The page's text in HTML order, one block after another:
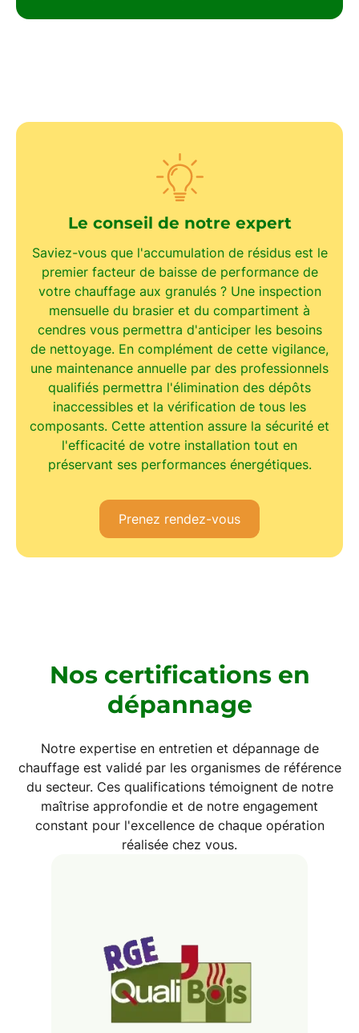
Le conseil de notre expert
Saviez-vous que l'accumulation de résidus est le
premier facteur de baisse de performance de
votre chauffage aux granulés ? Une inspection
mensuelle du brasier et du compartiment à
cendres vous permettra d'anticiper les besoins
de nettoyage. En complément de cette vigilance,
une maintenance annuelle par des professionnels
qualifiés permettra l'élimination des dépôts
inaccessibles et la vérification de tous les
composants. Cette attention assure la sécurité et
l'efficacité de votre installation tout en
préservant ses performances énergétiques.
Prenez rendez-vous
Nos certifications en
dépannage
Notre expertise en entretien et dépannage de
chauffage est validé par les organismes de référence
du secteur. Ces qualifications témoignent de notre
maîtrise approfondie et de notre engagement
constant pour l'excellence de chaque opération
réalisée chez vous.